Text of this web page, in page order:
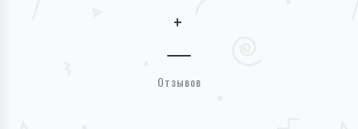
+
Отзывов